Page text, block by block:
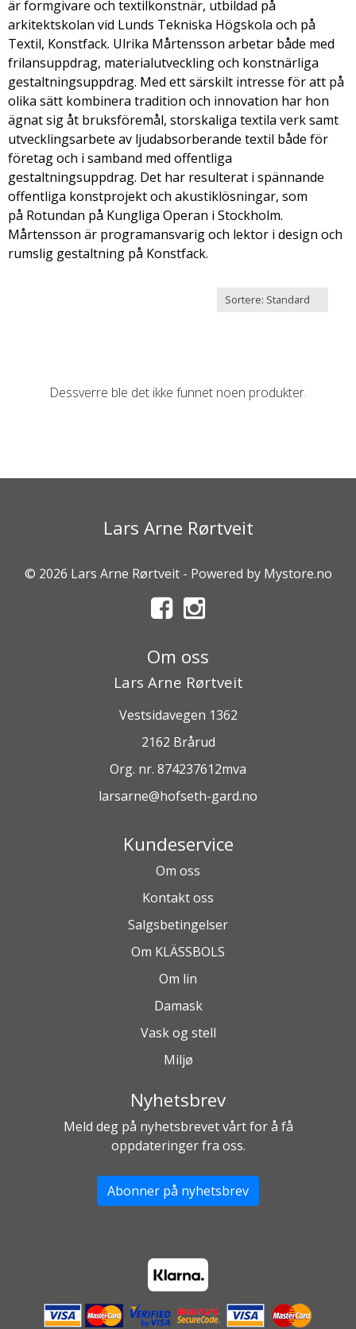
är formgivare och textilkonstnär, utbildad på
arkitektskolan vid Lunds Tekniska Högskola och på
Textil, Konstfack. Ulrika Mårtensson arbetar både med
frilansuppdrag, materialutveckling och konstnärliga
gestaltningsuppdrag. Med ett särskilt intresse för att på
olika sätt kombinera tradition och innovation har hon
ägnat sig åt bruksföremål, storskaliga textila verk samt
utvecklingsarbete av ljudabsorberande textil både för
företag och i samband med offentliga
gestaltningsuppdrag. Det har resulterat i spännande
offentliga konstprojekt och akustiklösningar, som
på Rotundan på Kungliga Operan i Stockholm.
Mårtensson är programansvarig och lektor i design och
rumslig gestaltning på Konstfack.
Dessverre ble det ikke funnet noen produkter.
Lars Arne Rørtveit
© 2026 Lars Arne Rørtveit - Powered by Mystore.no
Om oss
Lars Arne Rørtveit
Vestsidavegen 1362
2162 Brårud
Org. nr. 874237612mva
larsarne@hofseth-gard.no
Kundeservice
Om oss
Kontakt oss
Salgsbetingelser
Om KLÄSSBOLS
Om lin
Damask
Vask og stell
Miljø
Nyhetsbrev
Meld deg på nyhetsbrevet vårt for å få
oppdateringer fra oss.
Abonner på nyhetsbrev